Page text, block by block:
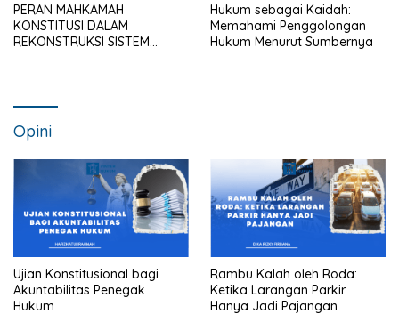
PERAN MAHKAMAH
KONSTITUSI DALAM
REKONSTRUKSI SISTEM
Hukum sebagai Kaidah:
Memahami Penggolongan
Hukum Menurut Sumbernya
Opini
Ujian Konstitusional bagi
Akuntabilitas Penegak
Hukum
Rambu Kalah oleh Roda:
Ketika Larangan Parkir
Hanya Jadi Pajangan